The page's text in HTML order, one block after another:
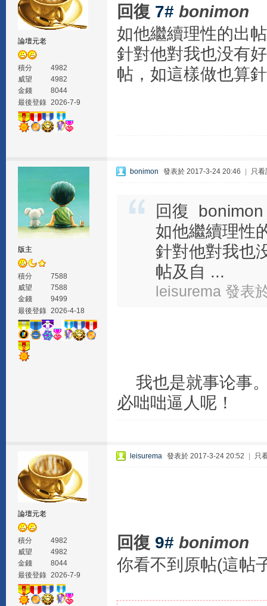
論壇元老
積分
4982
威望
4982
金錢
8044
最後登錄 2026-7-9
回復 7# bonimon
如他繼續理性的出
針對他對我也没有
帖，如這樣做也算
版主
積分
7588
威望
7588
金錢
9499
最後登錄 2026-4-18
bonimon 發表於 2017-3-24 20:46 只看
回復 bonimon
如他繼續理性
針對他對我也
帖及自 ...
leisurema 發表
我也是就事论事
必咄咄逼人呢！
論壇元老
積分
4982
威望
4982
金錢
8044
最後登錄 2026-7-9
leisurema 發表於 2017-3-24 20:52 只
回復 9# bonimon
你看不到原帖(這帖